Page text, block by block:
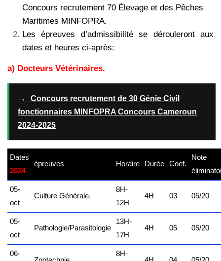
Concours recrutement 70 Élevage et des Pêches
Maritimes MINFOPRA.
Les épreuves d’admissibilité se dérouleront aux
dates et heures ci-après:
a) Docteurs Vétérinaires.
→
Concours recrutement de 30 Génie Civil
fonctionnaires MINFOPRA Concours Cameroun
2024-2025
Dates
2024
épreuves Horaire Durée Coef.
Note
05-
oct
Culture Générale.
8H-
12H
4H 03 05/20
05-
oct
Pathologie/Parasitologie
13H-
17H
4H 05 05/20
06-
8H-